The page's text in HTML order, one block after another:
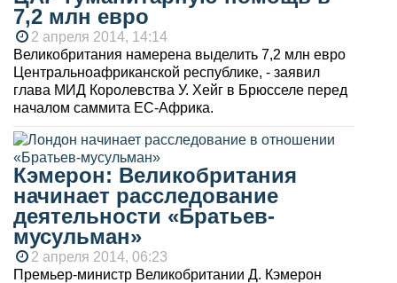
7,2 млн евро
2 апреля 2014, 14:14
Великобритания намерена выделить 7,2 млн евро
Центральноафриканской республике, - заявил
глава МИД Королевства У. Хейг в Брюсселе перед
началом саммита ЕС-Африка.
Кэмерон: Великобритания
начинает расследование
деятельности «Братьев-
мусульман»
2 апреля 2014, 06:23
Премьер-министр Великобритании Д. Кэмерон